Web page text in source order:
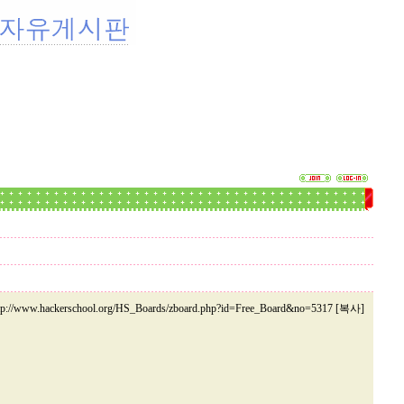
www.hackerschool.org/HS_Boards/zboard.php?id=Free_Board&no=5317 [복사]